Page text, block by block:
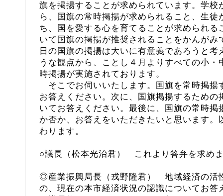
旗を掲揚することが求められています。学校
ら、国旗の常時掲揚が求められること、生徒
ち、国を愛する心を育てることが求められる
いて国旗の掲揚が推奨されることをかんがみ
日の国旗の掲揚は大いに有意義であろうと
うな観点から、ことし４月よりすべての小・
時掲揚が実施されております。
そこでお伺いいたします。国旗を常時掲揚
お答えください。次に、国旗掲揚するための
いてお答えください。最後に、国旗の常時掲
か否か、お答えをいただきたいと思います。
わります。
○議長（松本光治君） これより答弁を求め
◎産業振興局長（戎野隆君） 地域経済の活
の、現在の本市経済状況の認識についてお答